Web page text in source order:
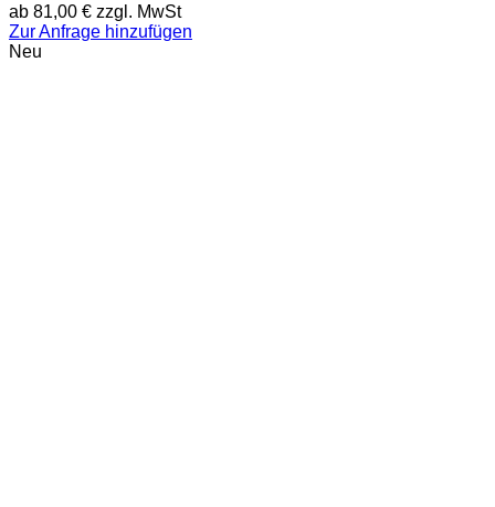
ab 81,00 € zzgl. MwSt
Zur Anfrage hinzufügen
Neu